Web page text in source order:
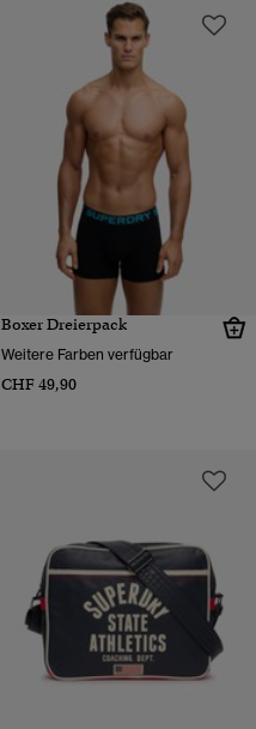
Boxer Dreierpack
Weitere Farben verfügbar
CHF 49,90